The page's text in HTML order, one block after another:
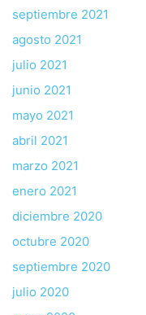
septiembre 2021
agosto 2021
julio 2021
junio 2021
mayo 2021
abril 2021
marzo 2021
enero 2021
diciembre 2020
octubre 2020
septiembre 2020
julio 2020